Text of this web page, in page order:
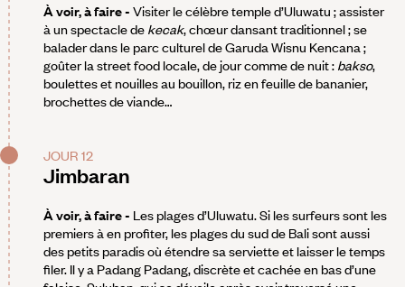
À voir, à faire - Visiter le célèbre temple d’Uluwatu ; assister
à un spectacle de kecak, chœur dansant traditionnel ; se
balader dans le parc culturel de Garuda Wisnu Kencana ;
goûter la street food locale, de jour comme de nuit : bakso,
boulettes et nouilles au bouillon, riz en feuille de bananier,
brochettes de viande…
JOUR 12
Jimbaran
À voir, à faire - Les plages d’Uluwatu. Si les surfeurs sont les
premiers à en profiter, les plages du sud de Bali sont aussi
des petits paradis où étendre sa serviette et laisser le temps
filer. Il y a Padang Padang, discrète et cachée en bas d’une